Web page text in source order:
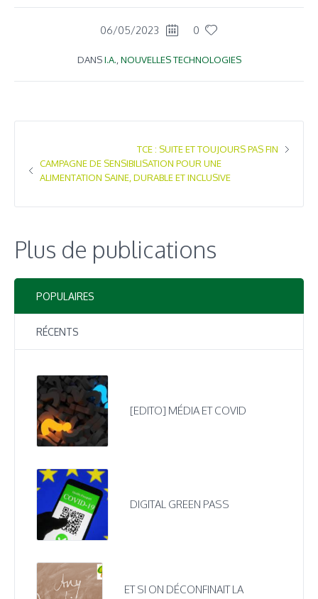
View Fullscreen
06/05/2023 0
DANSI.A. NOUVELLES TECHNOLOGIES
TCE : SUITE ET TOUJOURS PAS FIN
CAMPAGNE DE SENSIBILISATION POUR UNE
ALIMENTATION SAINE, DURABLE ET INCLUSIVE
Plus de publications
POPULAIRES
RÉCENTS
[EDITO] MÉDIA ET COVID
DIGITAL GREEN PASS
ET SI ON DÉCONFINAIT LA